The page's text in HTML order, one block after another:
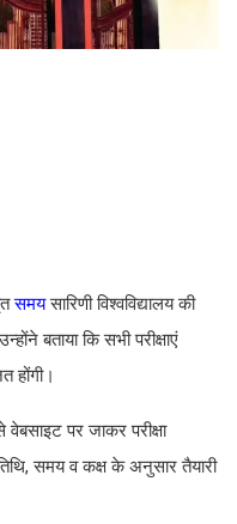
समयसारिणी विश्वविद्यालय की
बताया कि सभी परीक्षाएं
होंगी।
पर जाकर परीक्षा
समय व कक्ष के अनुसार तैयारी